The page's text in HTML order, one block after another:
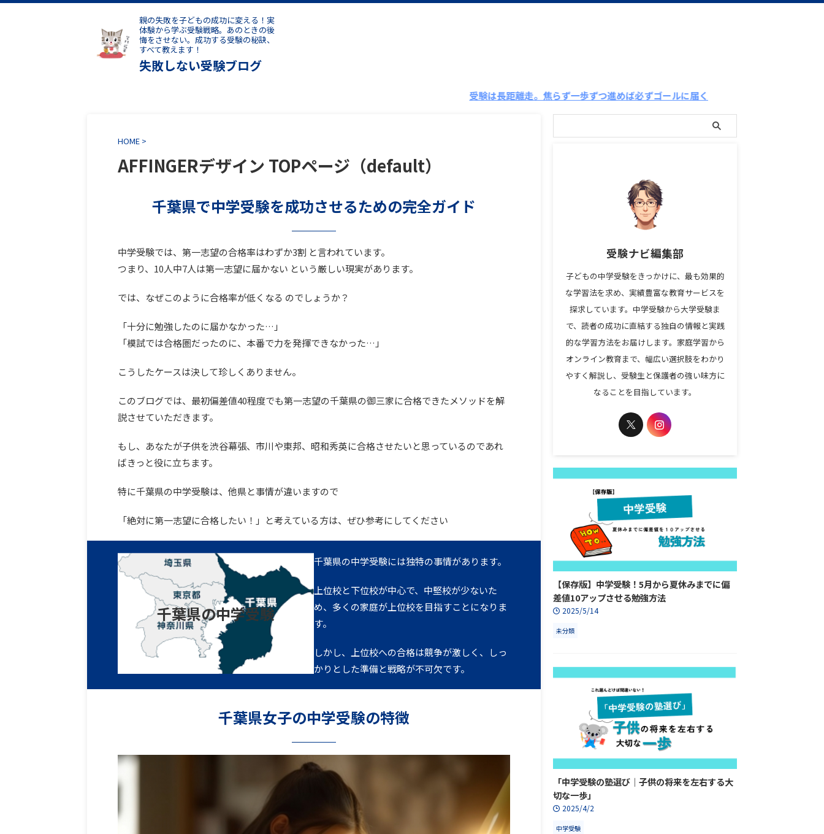
親の失敗を子どもの成功に変える！実
体験から学ぶ受験戦略。あのときの後
悔をさせない。成功する受験の秘訣、
すべて教えます！
失敗しない受験ブログ
受験は長距離走。焦らず一歩ずつ進めば必ずゴールに届く
HOME >
AFFINGERデザイン TOPページ（default）
千葉県で中学受験を成功させるための完全ガイド
中学受験では、第一志望の合格率はわずか3割 と言われています。
つまり、10人中7人は第一志望に届かない という厳しい現実があります。
では、なぜこのように合格率が低くなる のでしょうか？
「十分に勉強したのに届かなかった…」
「模試では合格圏だったのに、本番で力を発揮できなかった…」
こうしたケースは決して珍しくありません。
このブログでは、最初偏差値40程度でも第一志望の千葉県の御三家に合格できたメソッドを解
説させていただきます。
もし、あなたが子供を渋谷幕張、市川や東邦、昭和秀英に合格させたいと思っているのであれ
ばきっと役に立ちます。
特に千葉県の中学受験は、他県と事情が違いますので
「絶対に第一志望に合格したい！」と考えている方は、ぜひ参考にしてください
千葉県の中学受験
千葉県の中学受験には独特の事情があります。
上位校と下位校が中心で、中堅校が少ないた
め、多くの家庭が上位校を目指すことになりま
す。
しかし、上位校への合格は競争が激しく、しっ
かりとした準備と戦略が不可欠です。
千葉県女子の中学受験の特徴
受験ナビ編集部
子どもの中学受験をきっかけに、最も効果的
な学習法を求め、実績豊富な教育サービスを
探求しています。中学受験から大学受験ま
で、読者の成功に直結する独自の情報と実践
的な学習方法をお届けします。家庭学習から
オンライン教育まで、幅広い選択肢をわかり
やすく解説し、受験生と保護者の強い味方に
なることを目指しています。
【保存版】中学受験！5月から夏休みまでに偏
差値10アップさせる勉強方法
2025/5/14
未分類
「中学受験の塾選び｜子供の将来を左右する大
切な一歩」
2025/4/2
中学受験